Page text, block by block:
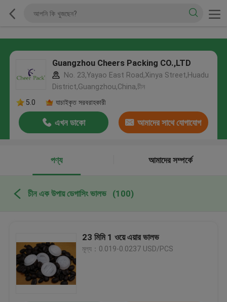
Guangzhou Cheers Packing CO.,LTD
No. 23,Yayao East Road,Xinya Street,Huadu
District,Guangzhou,China,চীন
5.0
যাচাইকৃত সরবরাহকারী
এখন ডাকো আমাদের সাথে যোগাযোগ
পণ্য
আমাদের সম্পর্কে
চীন এক উপায় ডেগাসিং ভালভ (100)
23 মিমি 1 ওয়ে এয়ার ভালভ
মূল্য：0.019-0.0237 USD/PCS